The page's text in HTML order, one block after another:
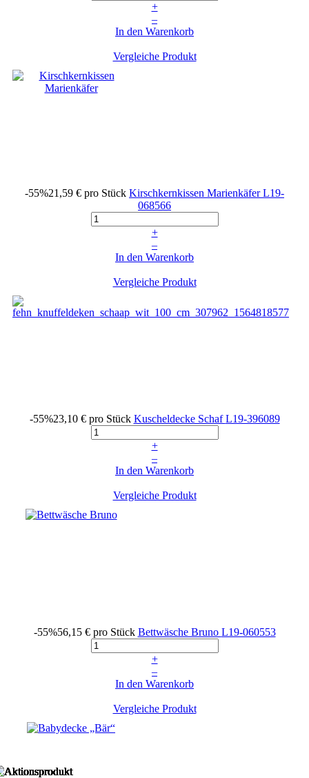
+
–
In den Warenkorb
Vergleiche Produkt
-55%21,59 € pro Stück Kirschkernkissen MarienkäferL19-
068566
+
–
In den Warenkorb
Vergleiche Produkt
-55%23,10 € pro Stück Kuscheldecke SchafL19-396089
+
–
In den Warenkorb
Vergleiche Produkt
-55%56,15 € pro Stück Bettwäsche Bruno L19-060553
+
–
In den Warenkorb
Vergleiche Produkt